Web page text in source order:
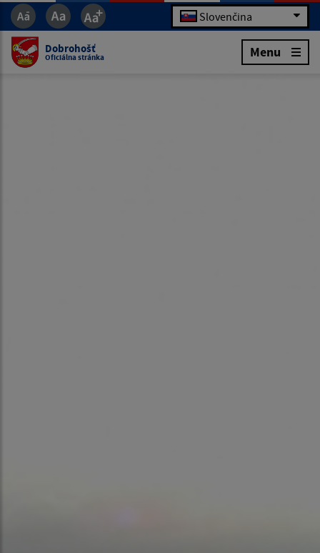
Slovenčina
Dobrohošť
Oficiálna stránka Menu